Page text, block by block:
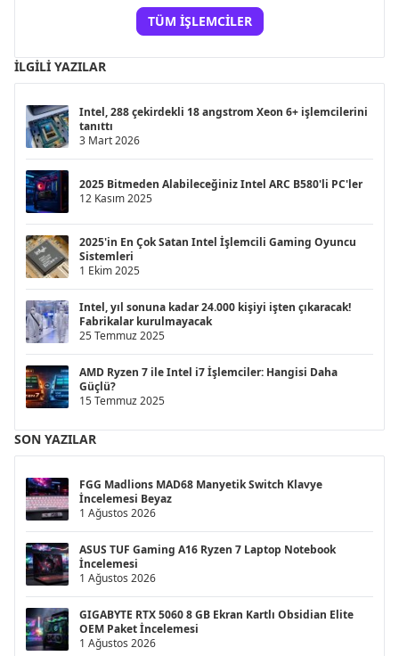
TÜM İŞLEMCILER
İLGILI YAZILAR
Intel, 288 çekirdekli 18 angstrom Xeon 6+ işlemcilerini
tanıttı
3 Mart 2026
2025 Bitmeden Alabileceğiniz Intel ARC B580'li PC'ler
12 Kasım 2025
2025'in En Çok Satan Intel İşlemcili Gaming Oyuncu
Sistemleri
1 Ekim 2025
Intel, yıl sonuna kadar 24.000 kişiyi işten çıkaracak!
Fabrikalar kurulmayacak
25 Temmuz 2025
AMD Ryzen 7 ile Intel i7 İşlemciler: Hangisi Daha
Güçlü?
15 Temmuz 2025
SON YAZILAR
FGG Madlions MAD68 Manyetik Switch Klavye
İncelemesi Beyaz
1 Ağustos 2026
ASUS TUF Gaming A16 Ryzen 7 Laptop Notebook
İncelemesi
1 Ağustos 2026
GIGABYTE RTX 5060 8 GB Ekran Kartlı Obsidian Elite
OEM Paket İncelemesi
1 Ağustos 2026